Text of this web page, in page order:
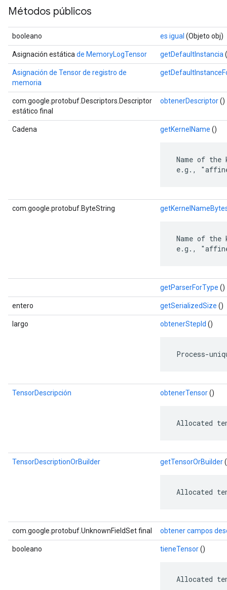
Métodos públicos
booleano es igual (Objeto obj)
Asignación estática de MemoryLogTensor getDefaultInstancia
Asignación de Tensor de registro de
memoria
com.google.protobuf.Descriptors.Descriptor
estático final
obtenerDescriptor()
Cadena getKernelName ()
Name of
e.g.,
com.google.protobuf.ByteString
Name of
e.g.,
getParserForType ()
entero getSerializedSize ()
largo obtenerStepId ()
Process-
TensorDescripción obtenerTensor()
Allocated
TensorDescriptionOrBuilder getTensorOrBuilder
Allocated
com.google.protobuf.UnknownFieldSet final obtener campos
booleano tieneTensor()
Allocated